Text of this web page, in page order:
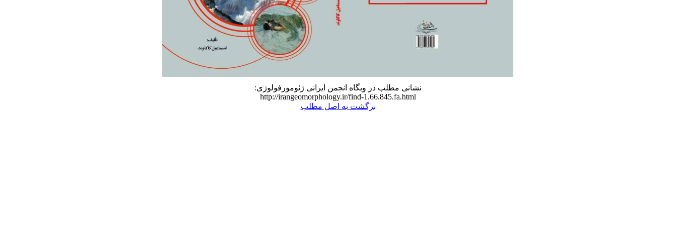
نشانی مطلب در وبگاه انجمن ایرانی ژئومورفولوژی:
http://irangeomorphology.ir/find-1.66.845.fa.html
برگشت به اصل مطلب